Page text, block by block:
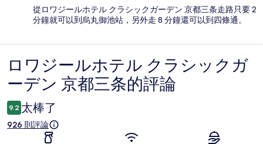
從ロワジールホテル クラシックガーデン 京都三条走路只要 2
分鐘就可以到烏丸御池站，另外走 8 分鐘還可以到四條通。
評
論
ロワジールホテル クラシックガ
ーデン 京都三条的評論
9.2 太棒了
926 則評論